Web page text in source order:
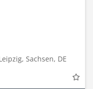
Sachsen, DE